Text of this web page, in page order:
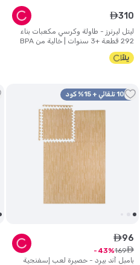
ليتل ليرنرز - طاولة وكرسي مكعبات بناء
292 قطعة +3 سنوات | خالية من BPA
ê310
10% تلقائي + 15% كود
بامبل آند بيرد - حصيرة لعب إسفنجية
ê96
ê
169
43